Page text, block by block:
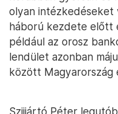
olyan intézkedéseket
háború kezdete előtt
például az orosz
lendület azonban
között Magyarország